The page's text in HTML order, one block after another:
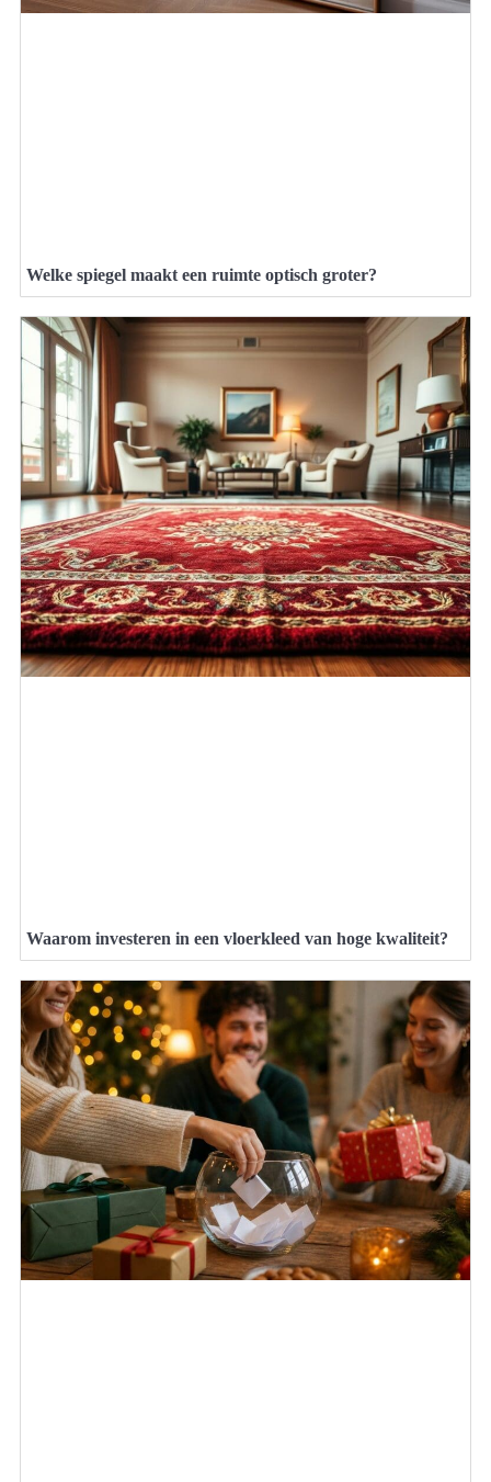
Welke spiegel maakt een ruimte optisch groter?
Waarom investeren in een vloerkleed van hoge kwaliteit?